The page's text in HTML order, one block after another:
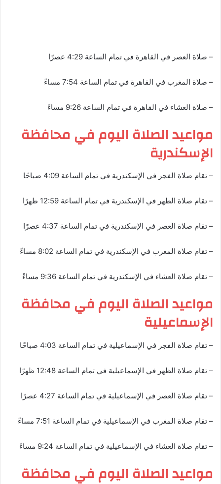
– صلاة العصر في القاهرة في تمام الساعة 4:29 عصرًا
– صلاة المغرب في القاهرة في تمام الساعة 7:54 مساءً
– صلاة العشاء في القاهرة في تمام الساعة 9:26 مساءً
مواعيد الصلاة اليوم في محافظة
الإسكندرية
– تقام صلاة الفجر في الإسكندرية في تمام الساعة 4:09 صباحًا
– تقام صلاة الظهر في الإسكندرية في تمام الساعة 12:59 ظهرًا
– تقام صلاة العصر في الإسكندرية في تمام الساعة 4:37 عصرًا
– تقام صلاة المغرب في الإسكندرية في تمام الساعة 8:02 مساءً
– تقام صلاة العشاء في الإسكندرية في تمام الساعة 9:36 مساءً
مواعيد الصلاة اليوم في محافظة
الإسماعيلية
– تقام صلاة الفجر في الإسماعيلية في تمام الساعة 4:03 صباحًا
– تقام صلاة الظهر في الإسماعيلية في تمام الساعة 12:48 ظهرًا
– تقام صلاة العصر في الإسماعيلية في تمام الساعة 4:27 عصرًا
– تقام صلاة المغرب في الإسماعيلية في تمام الساعة 7:51 مساءً
– تقام صلاة العشاء في الإسماعيلية في تمام الساعة 9:24 مساءً
مواعيد الصلاة اليوم في محافظة